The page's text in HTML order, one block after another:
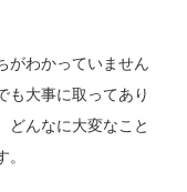
がわかっていません
も大事に取ってあり
どんなに大変なこと